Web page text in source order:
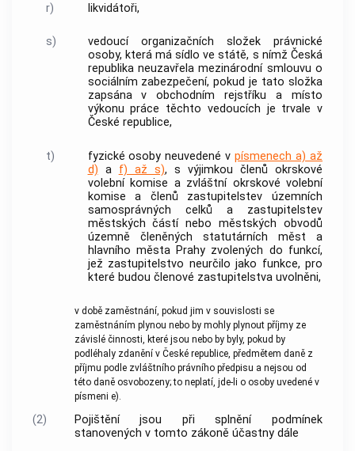
r) likvidátoři,
s)
vedoucí organizačních složek právnické
osoby, která má sídlo ve státě, s nímž Česká
republika neuzavřela mezinárodní smlouvu o
sociálním zabezpečení, pokud je tato složka
zapsána v obchodním rejstříku a místo
výkonu práce těchto vedoucích je trvale v
České republice,
t) fyzické osoby neuvedené vpísmenech a) až
d) a f) až s), s výjimkou členů okrskové
volební komise a zvláštní okrskové volební
komise a členů zastupitelstev územních
samosprávných celků a zastupitelstev
městských částí nebo městských obvodů
územně členěných statutárních měst a
hlavního města Prahy zvolených do funkcí,
jež zastupitelstvo neurčilo jako funkce, pro
které budou členové zastupitelstva uvolněni,
v době zaměstnání, pokud jim v souvislosti se
zaměstnáním plynou nebo by mohly plynout příjmy ze
závislé činnosti, které jsou nebo by byly, pokud by
podléhaly zdanění v České republice, předmětem daně z
příjmu podle zvláštního právního předpisu a nejsou od
této daně osvobozeny; to neplatí, jde-li o osoby uvedené v
písmeni e).
(2)
Pojištění jsou při splnění podmínek
stanovených v tomto zákoně účastny dále